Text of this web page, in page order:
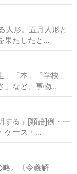
人形。五月人形と
果たしたと...
「本」「学校」
」など、事物...
する」[類語]例・一
ケース・...
略。〔令義解